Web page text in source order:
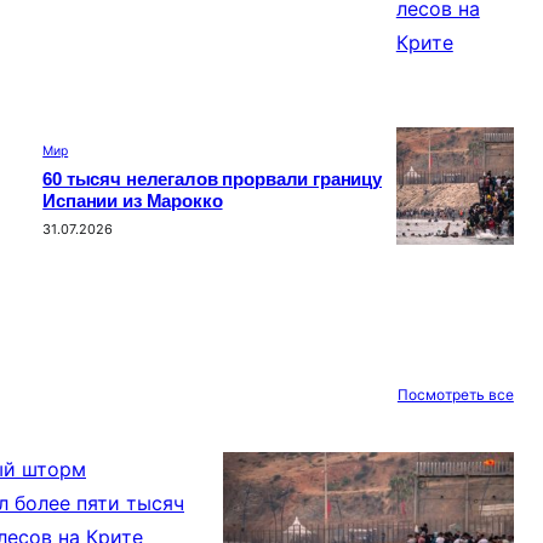
Мир
60 тысяч нелегалов прорвали границу
Испании из Марокко
31.07.2026
Посмотреть все